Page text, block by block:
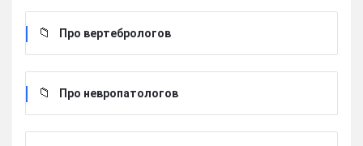
Про вертебрологов
Про невропатологов